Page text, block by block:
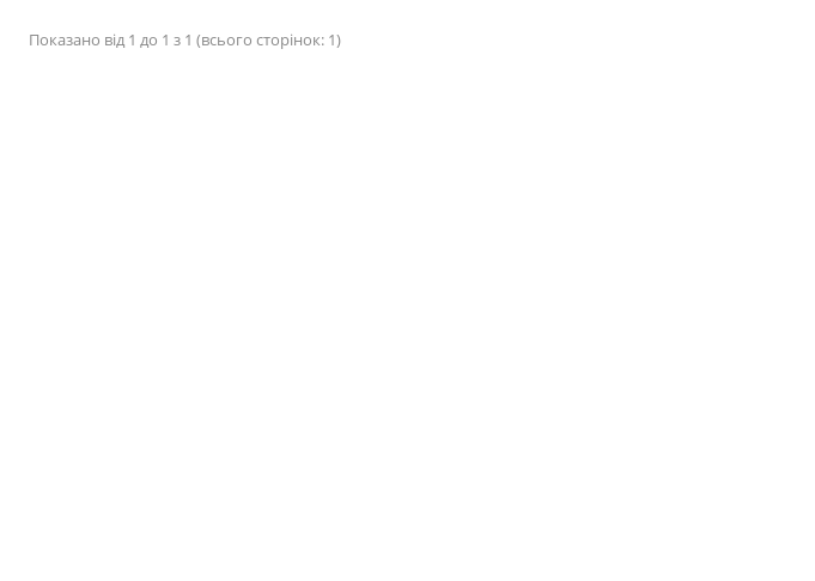
Показано від 1 до 1 з 1 (всього сторінок: 1)